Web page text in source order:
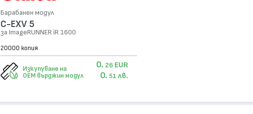
Барабанен модул
C-EXV 5
за ImageRUNNER iR 1600
20000 копия
Изкупуване на
OEM върджин модул
0. 26 EUR
0. 51 лв.